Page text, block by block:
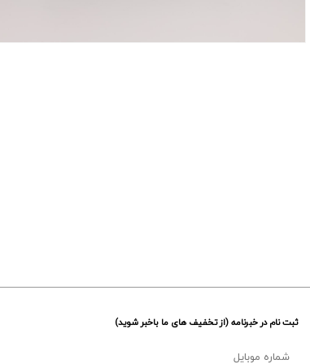
ثبت نام در خبرنامه (از تخفیف های ما باخبر شوید)